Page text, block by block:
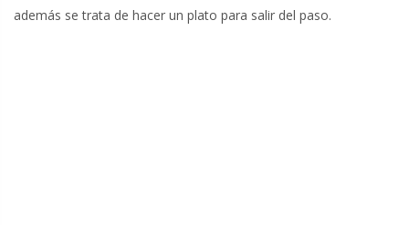
además se trata de hacer un plato para salir del paso.